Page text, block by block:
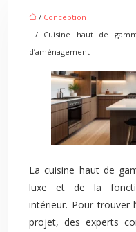
/ Conception
/ Cuisine haut de
d’aménagement
La cuisine haut de
luxe et de la
intérieur. Pour trouver
projet, des experts